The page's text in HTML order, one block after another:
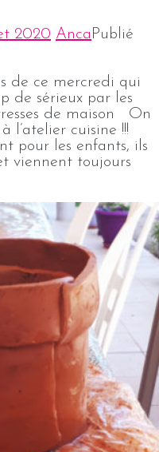
2020 Anca Publié
de ce mercredi qui
de sérieux par les
de maison On
l’atelier cuisine !!!
pour les enfants, ils
viennent toujours